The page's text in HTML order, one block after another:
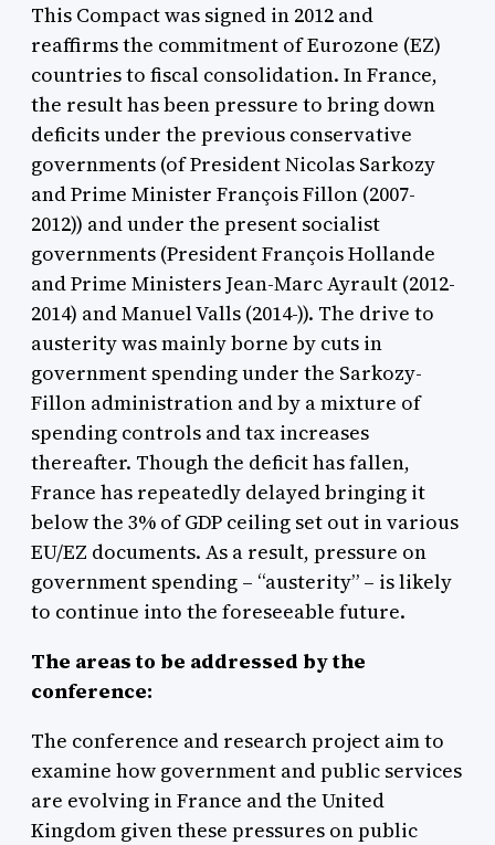
This Compact was signed in 2012 and
reaffirms the commitment of Eurozone (EZ)
countries to fiscal consolidation. In France,
the result has been pressure to bring down
deficits under the previous conservative
governments (of President Nicolas Sarkozy
and Prime Minister François Fillon (2007-
2012)) and under the present socialist
governments (President François Hollande
and Prime Ministers Jean-Marc Ayrault (2012-
2014) and Manuel Valls (2014-)). The drive to
austerity was mainly borne by cuts in
government spending under the Sarkozy-
Fillon administration and by a mixture of
spending controls and tax increases
thereafter. Though the deficit has fallen,
France has repeatedly delayed bringing it
below the 3% of GDP ceiling set out in various
EU/EZ documents. As a result, pressure on
government spending – “austerity” – is likely
to continue into the foreseeable future.
The areas to be addressed by the
conference:
The conference and research project aim to
examine how government and public services
are evolving in France and the United
Kingdom given these pressures on public